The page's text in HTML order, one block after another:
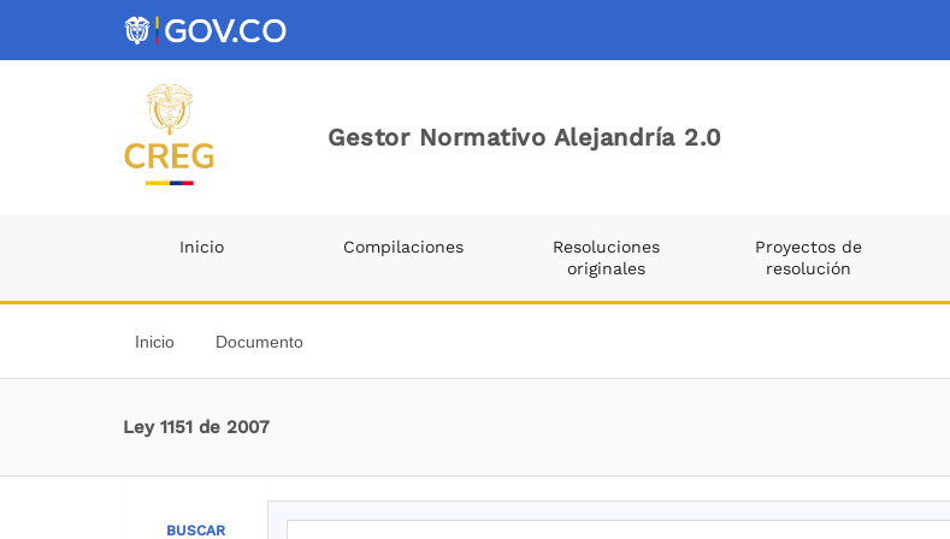
Gestor Normativo Alejandría 2.0
Inicio Compilaciones
Resoluciones
originales
Proyectos de
resolución
Inicio Documento
Ley 1151 de 2007
BUSCAR